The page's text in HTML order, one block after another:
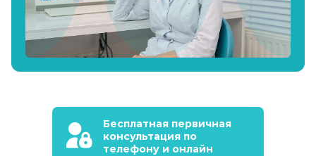
Бесплатная первичная
консультация по
телефону и онлайн